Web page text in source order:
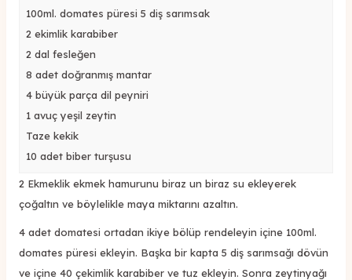
100ml. domates püresi 5 diş sarımsak
2 ekimlik karabiber
2 dal fesleğen
8 adet doğranmış mantar
4 büyük parça dil peyniri
1 avuç yeşil zeytin
Taze kekik
10 adet biber turşusu
2 Ekmeklik ekmek hamurunu biraz un biraz su ekleyerek
çoğaltın ve böylelikle maya miktarını azaltın.
4 adet domatesi ortadan ikiye bölüp rendeleyin içine 100ml.
domates püresi ekleyin. Başka bir kapta 5 diş sarımsağı dövün
ve içine 40 çekimlik karabiber ve tuz ekleyin. Sonra zeytinyağı